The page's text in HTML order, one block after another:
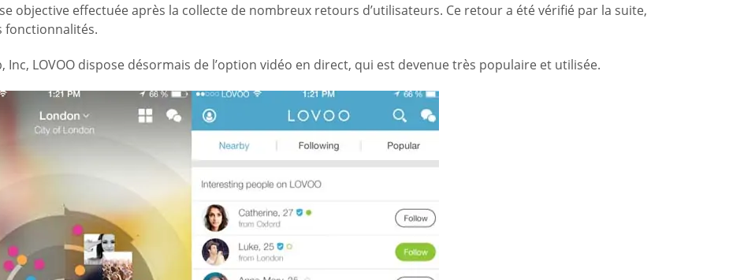
objective effectuée après la collecte de nombreux retours d’utilisateurs. Ce retour a été vérifié par la suite,
fonctionnalités.
LOVOO dispose désormais de l’option vidéo en direct, qui est devenue très populaire et utilisée.